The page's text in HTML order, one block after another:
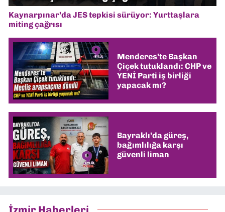
Kaynarpınar’da JES tepkisi sürüyor: Yurttaşlara
miting çağrısı
Menderes’te Başkan
Çiçek tutuklandı: CHP ve
YENİ Parti iş birliği
yapacak mı?
Bayraklı’da güreş,
bağımlılığa karşı
güvenli liman